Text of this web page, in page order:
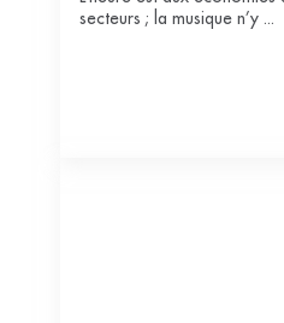
secteurs ; la musique n’y ...